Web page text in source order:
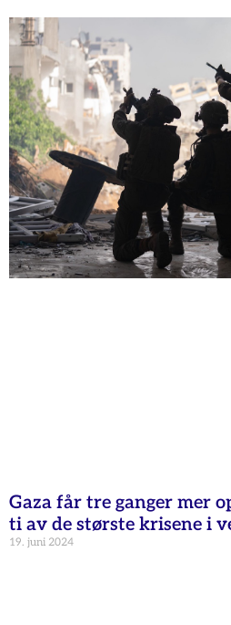
Gaza får tre ganger mer
ti av de største krisene i
19. juni 2024